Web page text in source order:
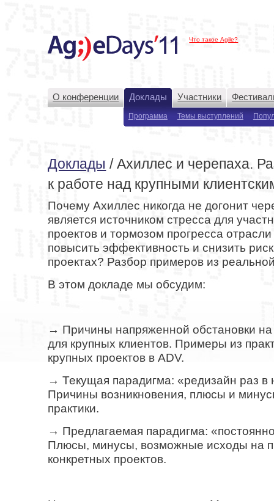
Что такое Agile?
О конференции Доклады Участники
Программа Темы выступлений
Доклады / Ахиллес и черепаха.
к работе над крупными
Почему Ахиллес никогда не догонит
является источником стресса для
проектов и тормозом прогресса
повысить эффективность и снизить
проектах? Разбор примеров из
В этом докладе мы обсудим:
→ Причины напряженной обстановки на
для крупных клиентов. Примеры из
крупных проектов в ADV.
→ Текущая парадигма: «редизайн раз в
Причины возникновения, плюсы и
практики.
→ Предлагаемая парадигма:
Плюсы, минусы, возможные исходы на
конкретных проектов.